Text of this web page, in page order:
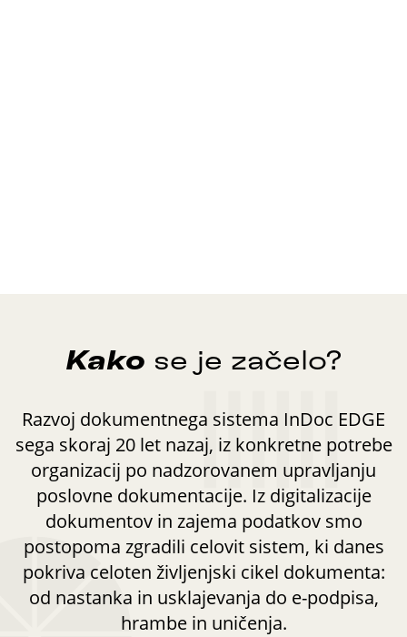
Kako se je začelo?
Razvoj dokumentnega sistema InDoc EDGE
sega skoraj 20 let nazaj, iz konkretne potrebe
organizacij po nadzorovanem upravljanju
poslovne dokumentacije. Iz digitalizacije
dokumentov in zajema podatkov smo
postopoma zgradili celovit sistem, ki danes
pokriva celoten življenjski cikel dokumenta:
od nastanka in usklajevanja do e-podpisa,
hrambe in uničenja.